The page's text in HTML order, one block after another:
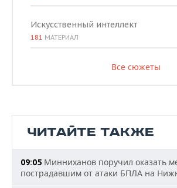
Искусственный интеллект
181 МАТЕРИАЛ
Все сюжеты
ЧИТАЙТЕ ТАКЖЕ
09:05 Минниханов поручил оказать
пострадавшим от атаки БПЛА на